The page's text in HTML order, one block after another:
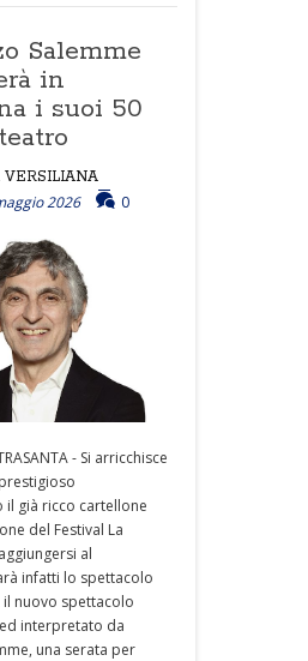
Salemme
in
i suoi 50
VERSILIANA
2026 0
- Si arricchisce
il già ricco cartellone
del Festival La
al
infatti lo spettacolo
il nuovo spettacolo
interpretato da
una serata per